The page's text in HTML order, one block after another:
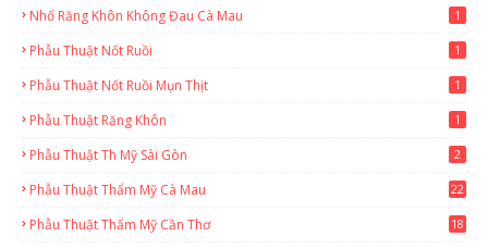
Nhổ Răng Khôn Không Đau Cà Mau 1
Phẫu Thuật Nốt Ruồi 1
Phẫu Thuật Nốt Ruồi Mụn Thịt 1
Phẫu Thuật Răng Khôn 1
Phẫu Thuật Th Mỹ Sài Gòn 2
Phẫu Thuật Thẩm Mỹ Cà Mau
22
Phẫu Thuật Thẩm Mỹ Cần Thơ
18